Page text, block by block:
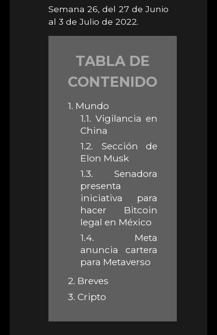
Semana 26, del 27 de Junio
al 3 de Julio de 2022.
TABLA DE
CONTENIDO
1. Mundo
1.1. Vigilancia en
China
1.2. Sección de
Elon Musk
1.3. Senadora
presenta
iniciativa para
hacer Bitcoin
legal en México
1.4. Meta
anuncia cartera
para Metaverso
2. Breves
3. Cripto